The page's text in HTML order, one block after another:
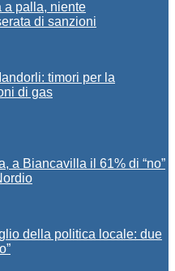
a palla, niente
di sanzioni
timori per la
di gas
a Biancavilla il 61% di “no”
della politica locale: due